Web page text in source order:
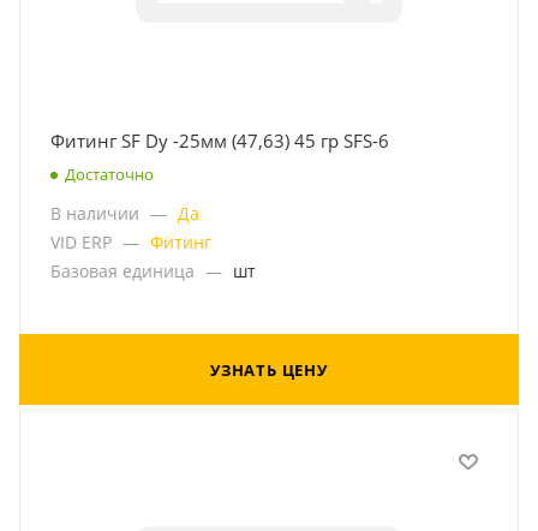
Фитинг SF Dy -25мм (47,63) 45 гр SFS-6
Достаточно
В наличии — Да
VID ERP — Фитинг
Базовая единица — шт
УЗНАТЬ ЦЕНУ